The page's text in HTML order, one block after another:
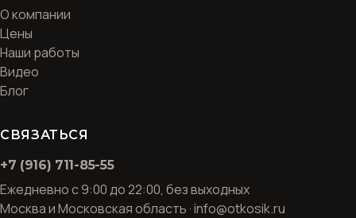
О компании
Цены
Наши работы
Видео
Блог
СВЯЗАТЬСЯ
+7 (916) 711-85-55
Ежедневно с 9:00 до 22:00, без выходных
Москва и Московская область · info@otkosik.ru